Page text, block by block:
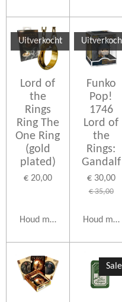
Uitverkocht
Lord of
the
Rings
Ring The
One Ring
(gold
plated)
€ 20,00
Houd mij op de hoogte
Funko
Pop!
1746
Lord of
the
Rings:
Gandalf
€ 30,00
€ 35,00
Houd mij